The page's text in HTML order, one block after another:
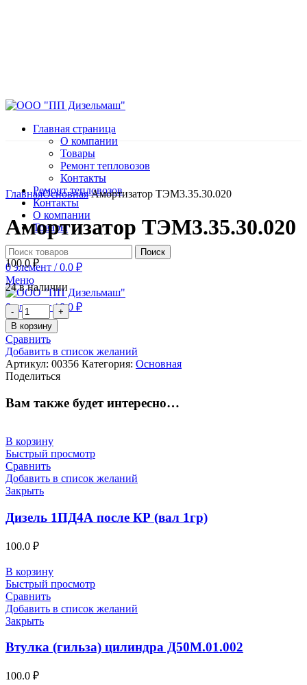
Главная страница
О компании
Товары
Ремонт тепловозов
Контакты
Ремонт тепловозов
Контакты
О компании
Товары
Поиск
0элемент / 0.0 ₽
Меню
0элемент / 0.0 ₽
Нажмите, чтобы увеличить
ГлавнаяОсновнаяАмортизатор ТЭМ3.35.30.020
Амортизатор ТЭМ3.35.30.020
100.0₽
24 в наличии
Количество
товара
Амортизатор
ТЭМ3.35.30.020
В корзину
Сравнить
Добавить в список желаний
Артикул: 00356 Категория: Основная
Поделиться
Вам также будет интересно…
В корзину
Быстрый просмотр
Сравнить
Добавить в список желаний
Закрыть
Дизель 1ПД4А после КР (вал 1гр)
100.0 ₽
В корзину
Быстрый просмотр
Сравнить
Добавить в список желаний
Закрыть
Втулка (гильза) цилиндра Д50М.01.002
100.0 ₽